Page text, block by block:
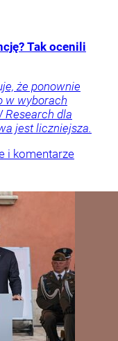
Tak ocenili
że ponownie
w wyborach
Research dla
jest liczniejsza.
i komentarze